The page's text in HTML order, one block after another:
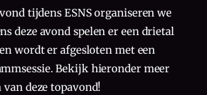
tijdens ESNS organiseren we
deze avond spelen er een drietal
wordt er afgesloten met een
Bekijk hieronder meer
deze topavond!